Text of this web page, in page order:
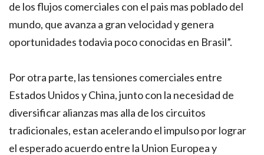
de los flujos comerciales con el pais mas poblado del
mundo, que avanza a gran velocidad y genera
oportunidades todavia poco conocidas en Brasil”.
Por otra parte, las tensiones comerciales entre
Estados Unidos y China, junto con la necesidad de
diversificar alianzas mas alla de los circuitos
tradicionales, estan acelerando el impulso por lograr
el esperado acuerdo entre la Union Europea y